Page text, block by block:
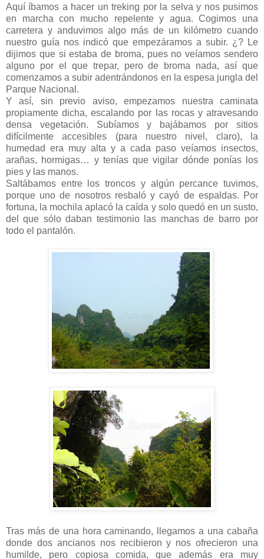
Aquí íbamos a hacer un treking por la selva y nos pusimos
en marcha con mucho repelente y agua. Cogimos una
carretera y anduvimos algo más de un kilómetro cuando
nuestro guía nos indicó que empezáramos a subir. ¿? Le
dijimos que si estaba de broma, pues no veíamos sendero
alguno por el que trepar, pero de broma nada, así que
comenzamos a subir adentrándonos en la espesa jungla del
Parque Nacional.
Y así, sin previo aviso, empezamos nuestra caminata
propiamente dicha, escalando por las rocas y atravesando
densa vegetación. Subíamos y bajábamos por sitios
difícilmente accesibles (para nuestro nivel, claro), la
humedad era muy alta y a cada paso veíamos insectos,
arañas, hormigas… y tenías que vigilar dónde ponías los
pies y las manos.
Saltábamos entre los troncos y algún percance tuvimos,
porque uno de nosotros resbaló y cayó de espaldas. Por
fortuna, la mochila aplacó la caída y solo quedó en un susto,
del que sólo daban testimonio las manchas de barro por
todo el pantalón.
Tras más de una hora caminando, llegamos a una cabaña
donde dos ancianos nos recibieron y nos ofrecieron una
humilde, pero copiosa comida, que además era muy